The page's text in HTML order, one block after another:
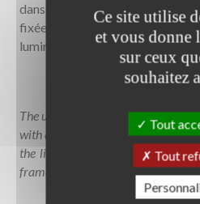
dans sa partie supérieure et
fixée au diffuseur et à la
lumineuse.
The upper part of the glass has
with a translucent methacrylate
the lid conceals a metal part
frame that houses the light source.
Ce site utilise
et vous donne
sur ceux
souhaitez
Tout
Tout